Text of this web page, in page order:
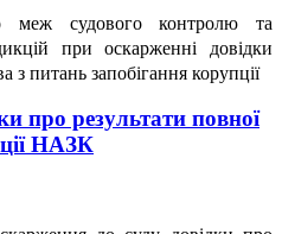
меж судового контролю та
при оскарженні довідки
з питань запобігання корупції
про результати повної
НАЗК